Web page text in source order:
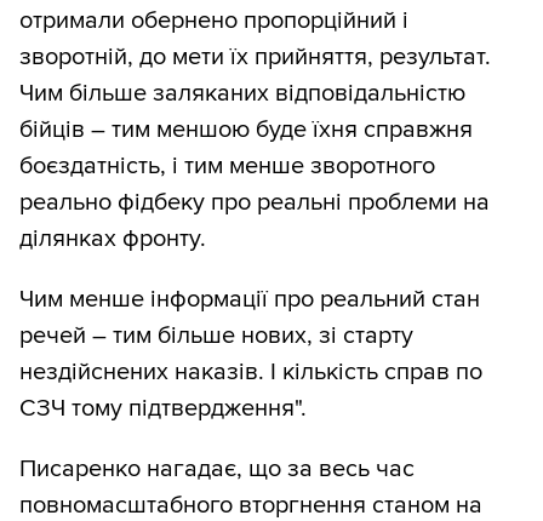
отримали обернено пропорційний і
зворотній, до мети їх прийняття, результат.
Чим більше заляканих відповідальністю
бійців – тим меншою буде їхня справжня
боєздатність, і тим менше зворотного
реально фідбеку про реальні проблеми на
ділянках фронту.
Чим менше інформації про реальний стан
речей – тим більше нових, зі старту
нездійснених наказів. І кількість справ по
СЗЧ тому підтвердження".
Писаренко нагадає, що за весь час
повномасштабного вторгнення станом на